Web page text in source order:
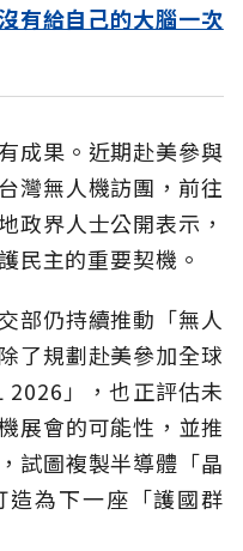
有給自己的大腦一次
成果。近期赴美參與
灣無人機訪團，前往
政界人士公開表示，
民主的重要契機。
部仍持續推動「無人
了規劃赴美參加全球
2026」，也正評估未
展會的可能性，並推
試圖複製半導體「晶
造為下一座「護國群